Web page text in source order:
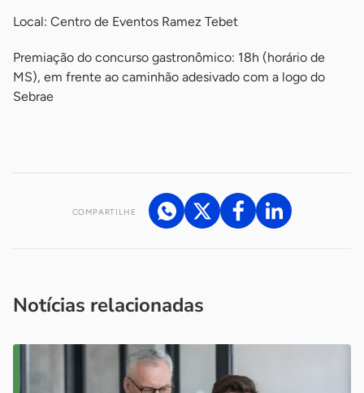
Local: Centro de Eventos Ramez Tebet
Premiação do concurso gastronômico: 18h (horário de
MS), em frente ao caminhão adesivado com a logo do
Sebrae
COMPARTILHE
Notícias relacionadas